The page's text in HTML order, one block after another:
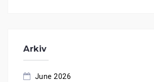
Arkiv
June 2026